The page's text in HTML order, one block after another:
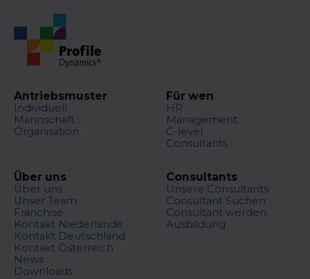
Antriebsmuster
Individuell
Mannschaft
Organisation
Für wen
HR
Management
C-level
Consultants
Über uns
Über uns
Unser Team
Franchise
Kontakt Niederlande
Kontakt Deutschland
Kontakt Österreich
News
Downloads
Consultants
Unsere Consultants
Consultant Suchen
Consultant werden
Ausbildung